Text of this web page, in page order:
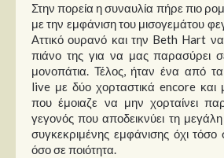
Στην πορεία η συναυλία πήρε πιο
με την εμφάνιση του μισογεμάτου
Αττικό ουρανό και την Beth Hart
πιάνο της για να μας παρασύρει
μονοπάτια. Τέλος, ήταν ένα από τα
live με δύο χορταστικά encore και
που έμοιαζε να μην χορταίνει
γεγονός που αποδεικνύει τη μεγάλη
συγκεκριμένης εμφάνισης όχι
όσο σε ποιότητα.